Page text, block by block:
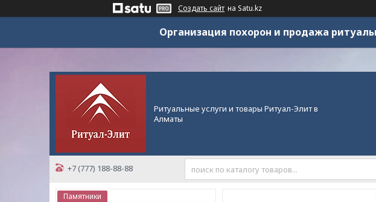
Создать сайт на Satu.kz
Организация похорон и продажа
Ритуальные услуги и товары Ритуал-Элит в
Алматы
+7 (777) 188-88-88
Памятники